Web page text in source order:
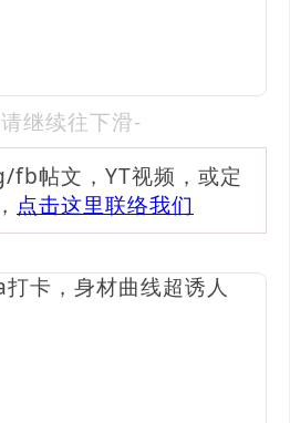
继续往下滑-
fb帖文，YT视频，或定
点击这里联络我们